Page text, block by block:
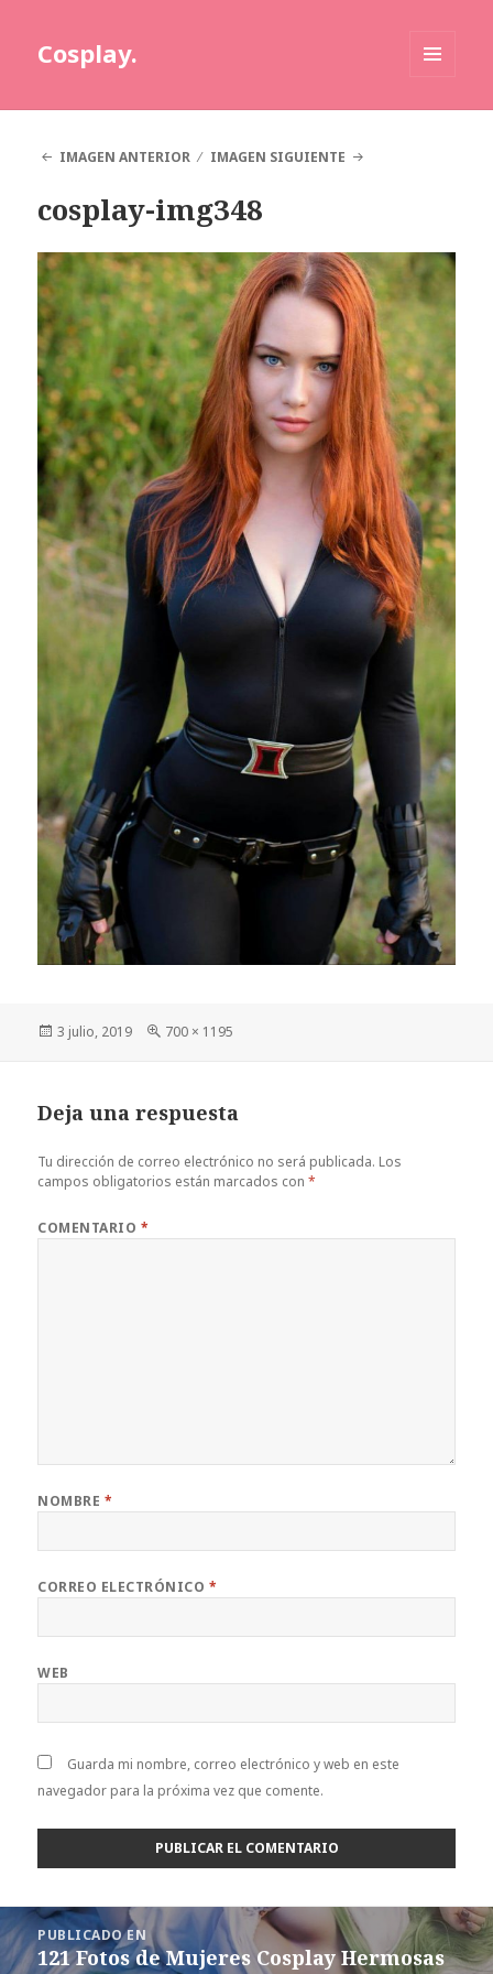
Cosplay.
IMAGEN ANTERIOR
IMAGEN SIGUIENTE
cosplay-img348
Publicado
3 julio, 2019
Tamaño
700 × 1195
Deja una respuesta
Tu dirección de correo electrónico no será publicada. Los
campos obligatorios están marcados con*
COMENTARIO *
NOMBRE *
CORREO ELECTRÓNICO *
WEB
Guarda mi nombre, correo electrónico y web en este
navegador para la próxima vez que comente.
Navegación
de
PUBLICADO EN
121 Fotos de Mujeres Cosplay Hermosas